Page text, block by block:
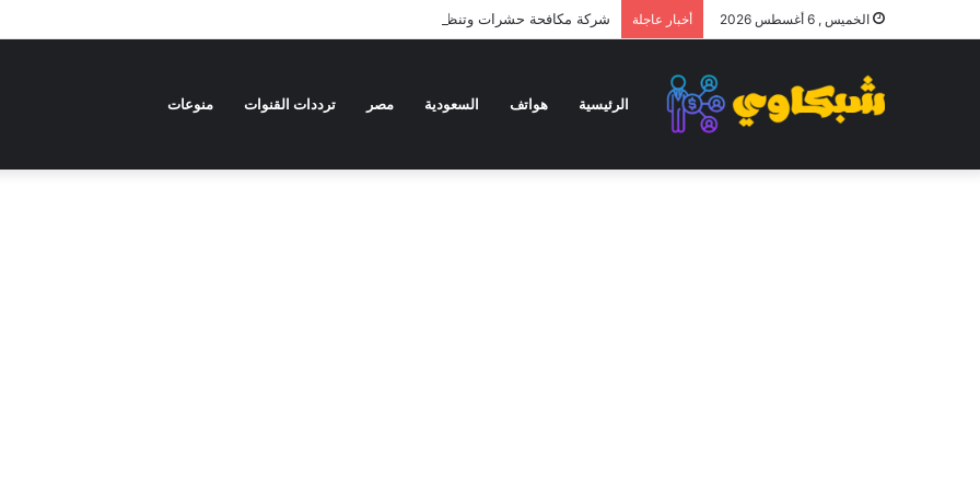
الخميس , 6 أغسطس 2026 أخبار عاجلة شركة مكافحة حشرات وتنظيف شاملة في جدة والدمام: احصل على بيئة نظيفة وآمنة اليوم
الرئيسية هواتف السعودية مصر ترددات القنوات منوعات